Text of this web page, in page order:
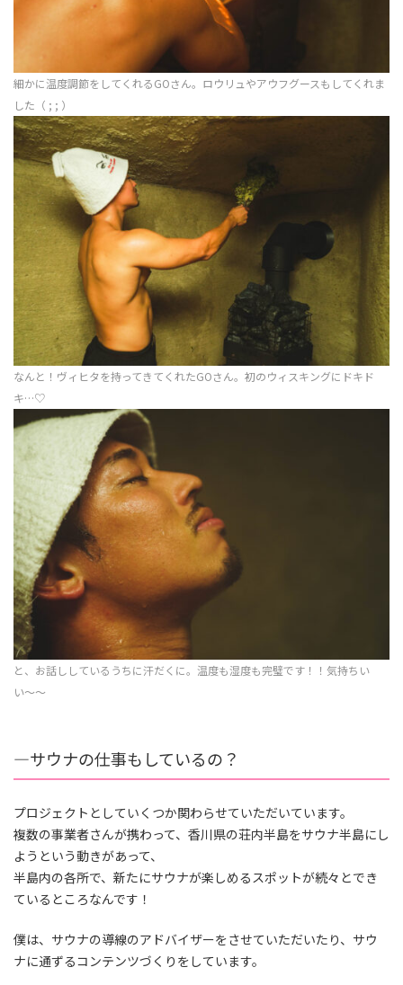
細かに温度調節をしてくれるGOさん。ロウリュやアウフグースもしてくれま
した（ ; ; ）
なんと！ヴィヒタを持ってきてくれたGOさん。初のウィスキングにドキド
キ…♡
と、お話ししているうちに汗だくに。温度も湿度も完璧です！！気持ちい
い〜〜
―サウナの仕事もしているの？
プロジェクトとしていくつか関わらせていただいています。
複数の事業者さんが携わって、香川県の荘内半島をサウナ半島にし
ようという動きがあって、
半島内の各所で、新たにサウナが楽しめるスポットが続々とでき
ているところなんです！
僕は、サウナの導線のアドバイザーをさせていただいたり、サウ
ナに通ずるコンテンツづくりをしています。